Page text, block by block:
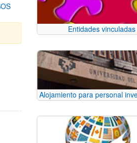
desplazarse.
Entidades vinculadas
Alojamiento para personal